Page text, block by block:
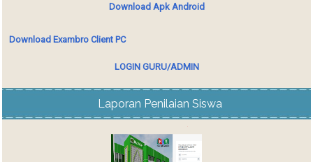
Download Apk Android
Download Exambro Client PC
LOGIN GURU/ADMIN
Laporan Penilaian Siswa